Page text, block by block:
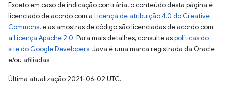
Exceto em caso de indicação contrária, o conteúdo desta página é
licenciado de acordo com a Licença de atribuição 4.0 do Creative
Commons, e as amostras de código são licenciadas de acordo com
a Licença Apache 2.0. Para mais detalhes, consulte aspolíticas do
site do Google Developers. Java é uma marca registrada da Oracle
e/ou afiliadas.
Última atualização 2021-06-02 UTC.